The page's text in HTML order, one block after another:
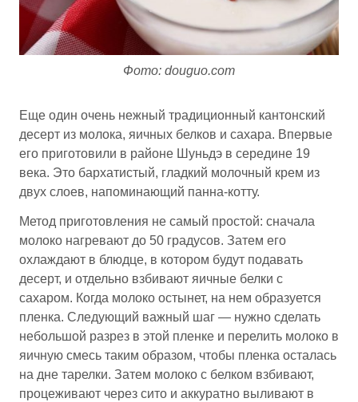
Фото: douguo.com
Еще один очень нежный традиционный кантонский
десерт из молока, яичных белков и сахара. Впервые
его приготовили в районе Шуньдэ в середине 19
века. Это бархатистый, гладкий молочный крем из
двух слоев, напоминающий панна-котту.
Метод приготовления не самый простой: сначала
молоко нагревают до 50 градусов. Затем его
охлаждают в блюдце, в котором будут подавать
десерт, и отдельно взбивают яичные белки с
сахаром. Когда молоко остынет, на нем образуется
пленка. Следующий важный шаг — нужно сделать
небольшой разрез в этой пленке и перелить молоко в
яичную смесь таким образом, чтобы пленка осталась
на дне тарелки. Затем молоко с белком взбивают,
процеживают через сито и аккуратно выливают в